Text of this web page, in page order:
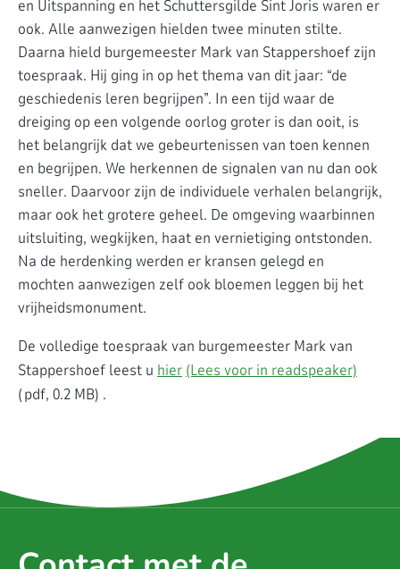
en Uitspanning en het Schuttersgilde Sint Joris waren er
ook. Alle aanwezigen hielden twee minuten stilte.
Daarna hield burgemeester Mark van Stappershoef zijn
toespraak. Hij ging in op het thema van dit jaar: “de
geschiedenis leren begrijpen”. In een tijd waar de
dreiging op een volgende oorlog groter is dan ooit, is
het belangrijk dat we gebeurtenissen van toen kennen
en begrijpen. We herkennen de signalen van nu dan ook
sneller. Daarvoor zijn de individuele verhalen belangrijk,
maar ook het grotere geheel. De omgeving waarbinnen
uitsluiting, wegkijken, haat en vernietiging ontstonden.
Na de herdenking werden er kransen gelegd en
mochten aanwezigen zelf ook bloemen leggen bij het
vrijheidsmonument.
De volledige toespraak van burgemeester Mark van
Stappershoef leest u hier (Lees voor in readspeaker)
(pdf, 0.2 MB) .